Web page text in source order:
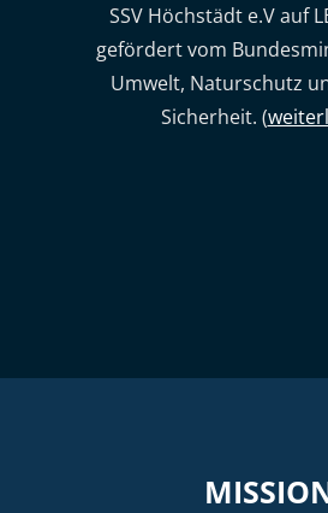
SSV Höchstädt e.V auf
gefördert vom
Umwelt, Naturschutz
Sicherheit. (